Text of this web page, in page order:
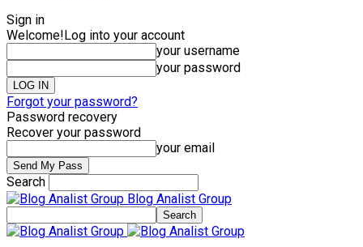
Sign in
Welcome!Log into your account
your username
your password
Forgot your password?
Password recovery
Recover your password
your email
Search
Blog Analist Group